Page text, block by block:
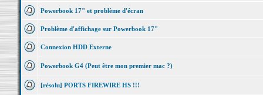
Powerbook 17" et problème d'écran
Problème d'affichage sur Powerbook 17"
Connexion HDD Externe
Powerbook G4 (Peut être mon premier mac ?)
[résolu] PORTS FIREWIRE HS !!!